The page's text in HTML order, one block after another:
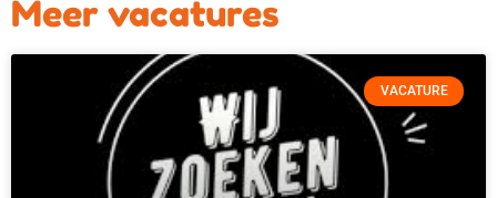
Meer vacatures
VACATURE